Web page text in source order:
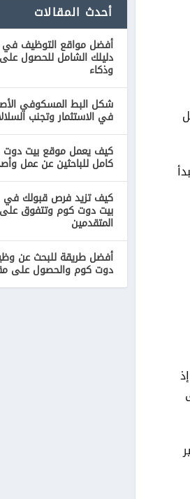
أحدث المقالات
أفضل مواقع التوظيف في
دليلك الشامل للحصول
وذكاء
شكل البط المسكوفي
في الاستثمار وتجنب
كيف يعمل موقع بيت
كامل للباحثين عن عمل
كيف تزيد فرص قبولك في
بيت دوت كوم وتتفوق
المتقدمين
أفضل طريقة للبحث عن
دوت كوم والحصول على